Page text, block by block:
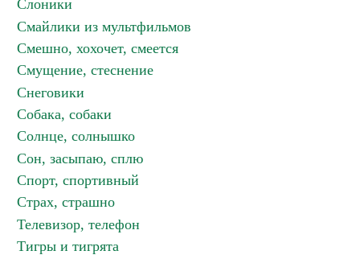
Слоники
Смайлики из мультфильмов
Смешно, хохочет, смеется
Смущение, стеснение
Снеговики
Собака, собаки
Солнце, солнышко
Сон, засыпаю, сплю
Спорт, спортивный
Страх, страшно
Телевизор, телефон
Тигры и тигрята